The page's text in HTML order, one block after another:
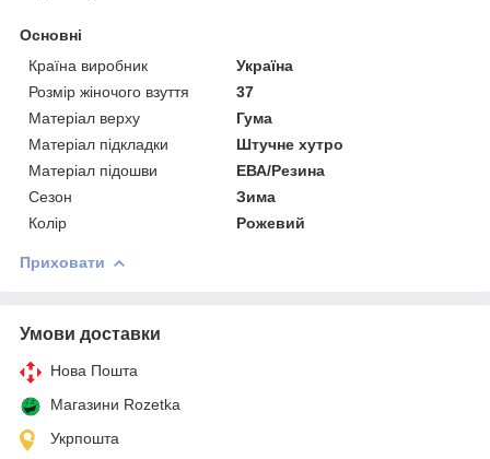
Основні
Країна виробник
Україна
Розмір жіночого взуття
37
Матеріал верху
Гума
Матеріал підкладки
Штучне хутро
Матеріал підошви
ЕВА/Резина
Сезон
Зима
Колір
Рожевий
Приховати
Умови доставки
Нова Пошта
Магазини Rozetka
Укрпошта